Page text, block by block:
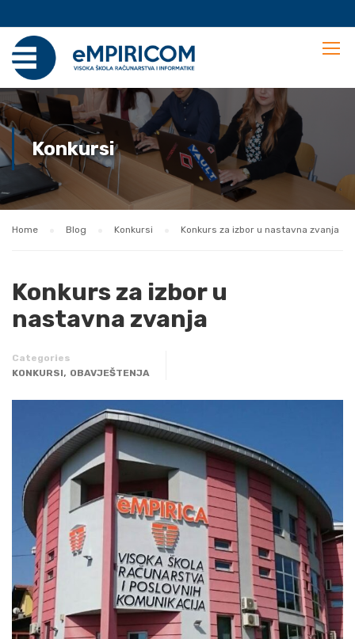
Konkursi
Home Blog Konkursi Konkurs za izbor u nastavna zvanja
Konkurs za izbor u
nastavna zvanja
Categories
KONKURSI, OBAVJEŠTENJA